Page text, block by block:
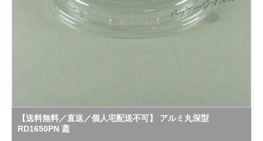
【送料無料／直送／個人宅配送不可】 アルミ丸深型
RD1650PN 蓋